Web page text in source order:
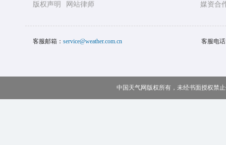
版权声明
网站律师
媒资合
客服邮箱： service@weather.com.cn 客服电
中国天气网版权所有，未经书面授权